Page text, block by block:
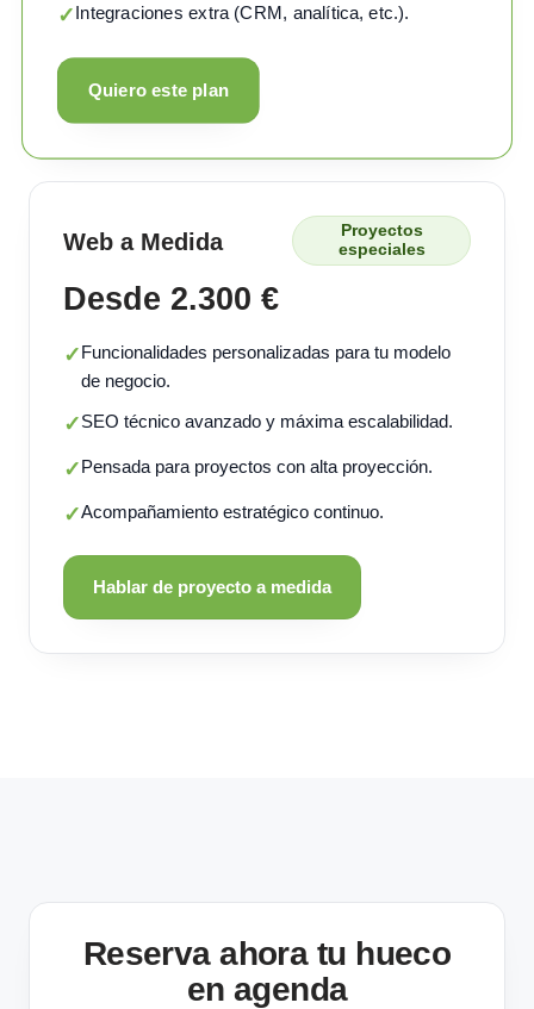
✓Integraciones extra (CRM, analítica, etc.).
Quiero este plan
Web a Medida
Proyectos
especiales
Desde 2.300 €
✓Funcionalidades personalizadas para tu modelo
de negocio.
✓SEO técnico avanzado y máxima escalabilidad.
✓Pensada para proyectos con alta proyección.
✓Acompañamiento estratégico continuo.
Hablar de proyecto a medida
Reserva ahora tu hueco
en agenda